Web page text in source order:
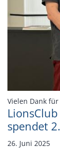
Vielen Dank
spendet
26. Juni 2025